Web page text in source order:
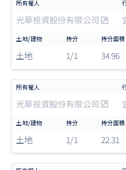
光華投資股份有限公司
土地 1/1 34.96
光華投資股份有限公司
土地 1/1 22.31